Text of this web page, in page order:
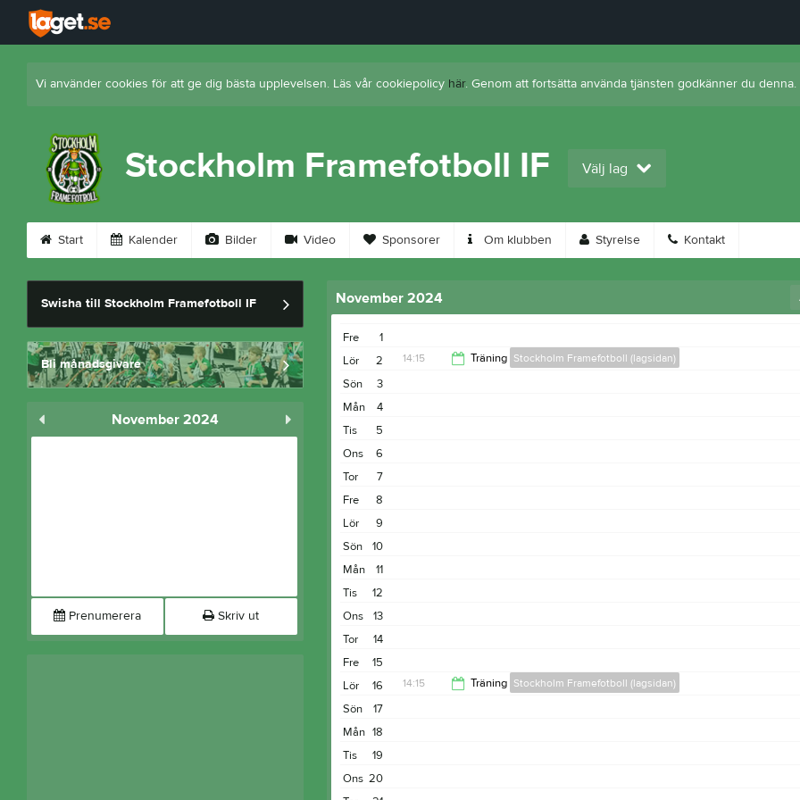
Vi använder cookies för att ge dig bästa upplevelsen. Läs vår cookiepolicy här. Genom att fortsätta använda tjänsten godkänner du denna.
Stockholm Framefotboll IF Välj lag
Start Kalender Bilder Video Sponsorer Om klubben Styrelse Kontakt
Swisha till Stockholm Framefotboll IF
Bli månadsgivare
November 2024
Prenumerera Skriv ut
November 2024
1
Fre
2
Lör 14:15 Träning Stockholm Framefotboll (lagsidan)
3
Sön
4
Mån
5
Tis
6
Ons
7
Tor
8
Fre
9
Lör
10
Sön
11
Mån
12
Tis
13
Ons
14
Tor
15
Fre
16
Lör 14:15 Träning Stockholm Framefotboll (lagsidan)
17
Sön
18
Mån
19
Tis
20
Ons